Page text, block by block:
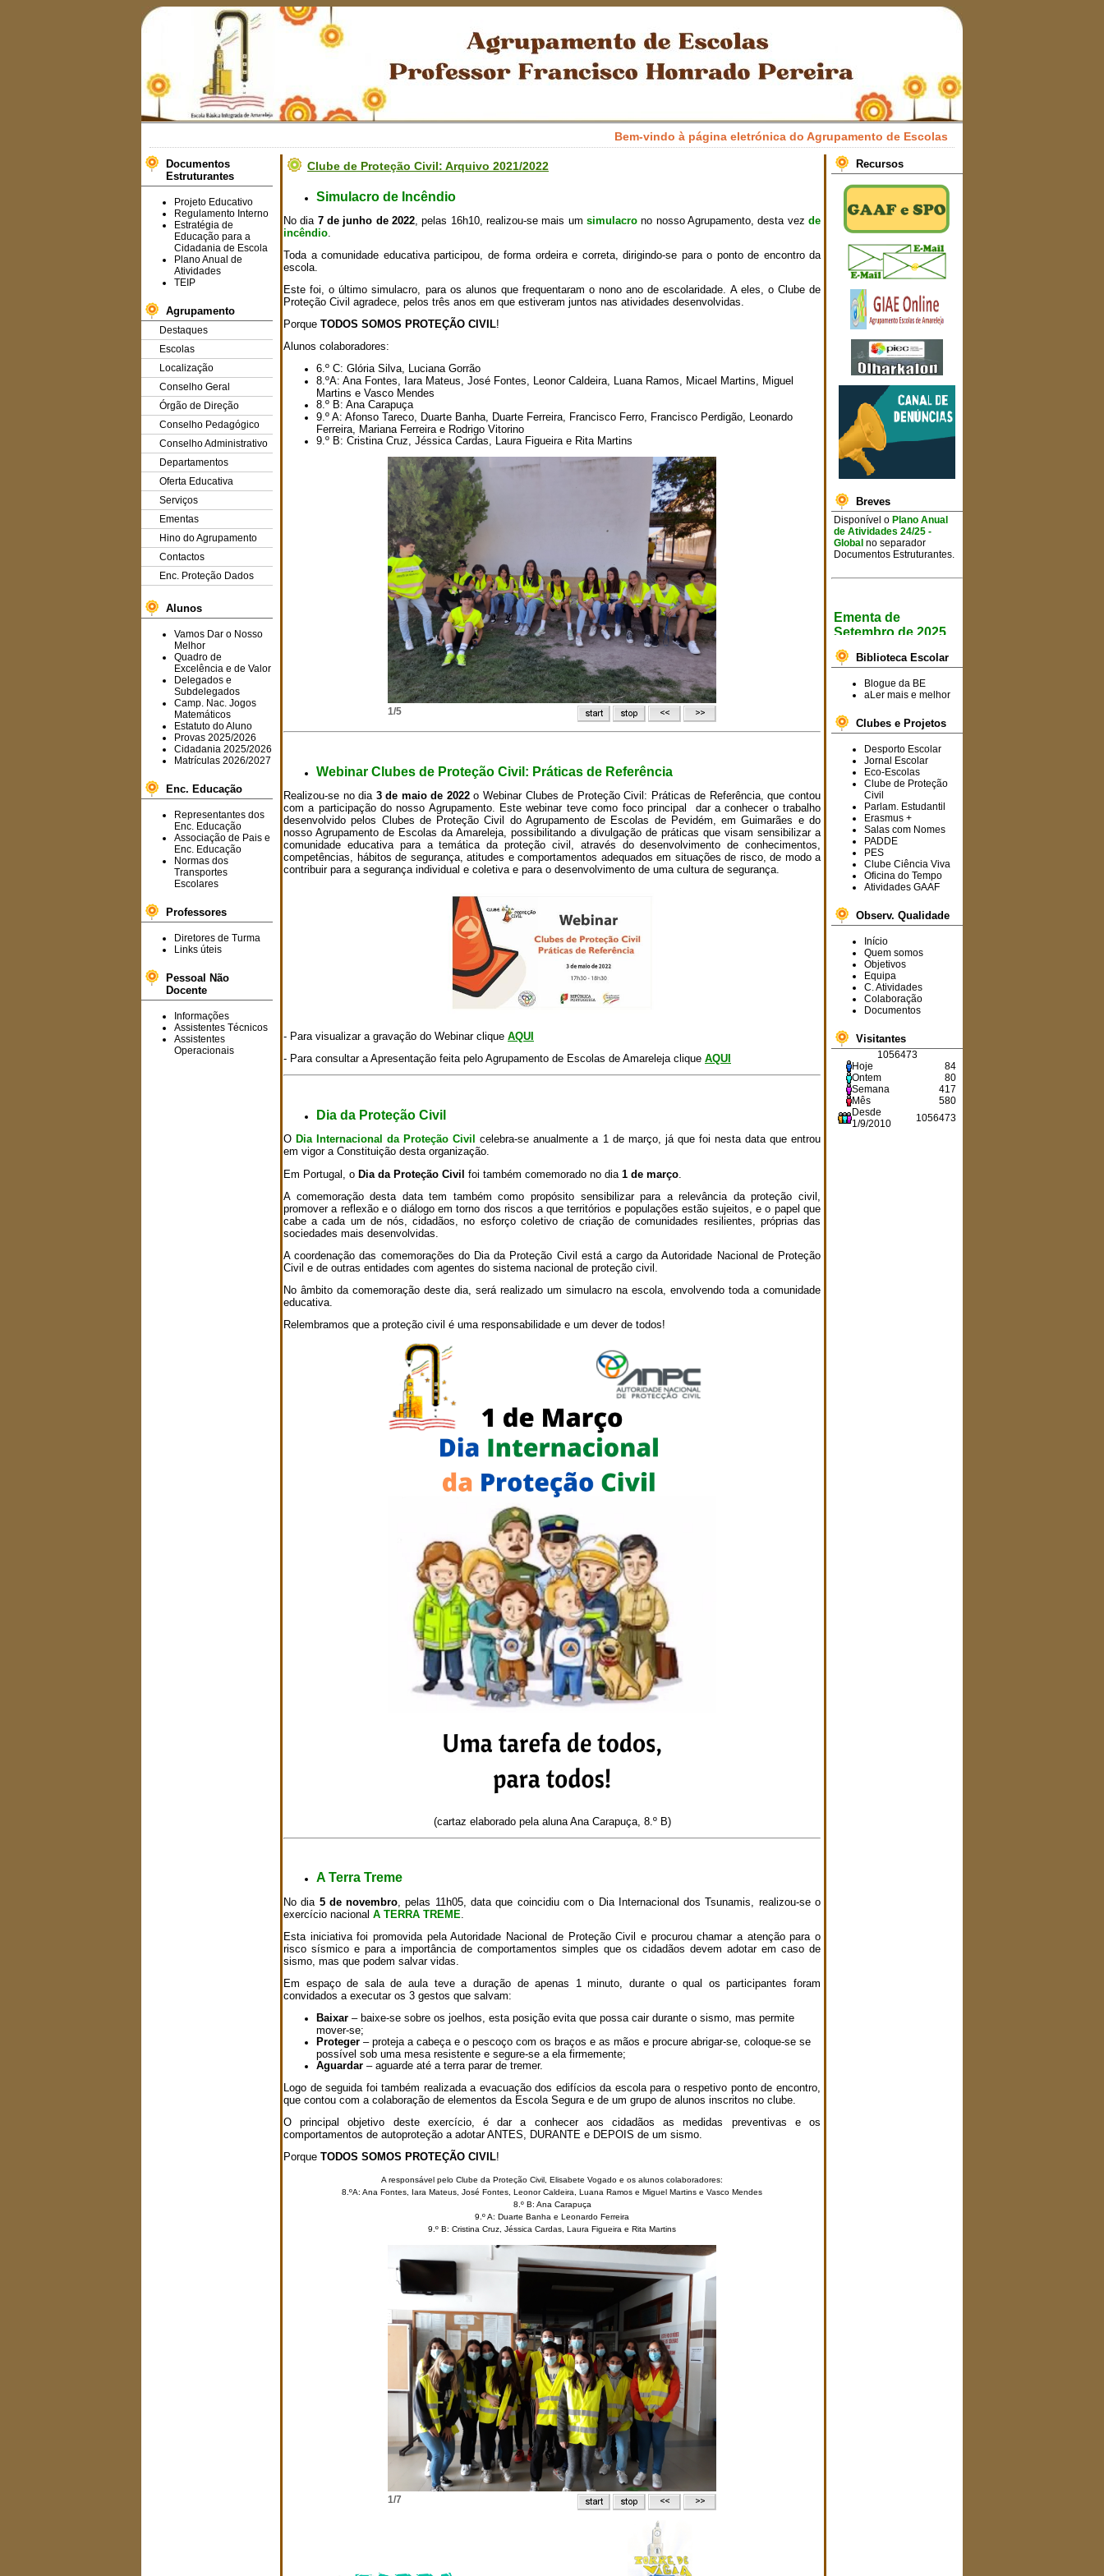
Bem-vindo à página eletrónica do Agrupamento de Escolas Professor Francisco Honrado Pereira!
Documentos
Estruturantes
Projeto Educativo
Regulamento Interno
Estratégia de
Educação para a
Cidadania de Escola
Plano Anual de
Atividades
TEIP
Agrupamento
Destaques
Escolas
Localização
Conselho Geral
Órgão de Direção
Conselho Pedagógico
Conselho Administrativo
Departamentos
Oferta Educativa
Serviços
Ementas
Hino do Agrupamento
Contactos
Enc. Proteção Dados
Alunos
Vamos Dar o Nosso
Melhor
Quadro de
Excelência e de Valor
Delegados e
Subdelegados
Camp. Nac. Jogos
Matemáticos
Estatuto do Aluno
Provas 2025/2026
Cidadania 2025/2026
Matrículas 2026/2027
Enc. Educação
Representantes dos
Enc. Educação
Associação de Pais e
Enc. Educação
Normas dos
Transportes
Escolares
Professores
Diretores de Turma
Links úteis
Pessoal Não
Docente
Informações
Assistentes Técnicos
Assistentes
Operacionais
Recursos
Breves
Disponível oPlano Anual
de Atividades 24/25 -
Globalno separador
Documentos Estruturantes.
Setembro de 2025
Informa-se toda a
comunidade escolar que já
se encontram disponíveis
as ementas semanais para
mês de setembro de
Consulte a ementaAQUI!
Informam-se os
interessados que estão a
decorrer,naplataforma
SIGRHE,os
procedimentos concursais
para a ocupação de cinco
horários.
Avisa-se toda a
o Agrupamento terá todos
os seus serviços
encerrados de 19 a 23 de
agosto de 2024.
O6.º Bfoi a turma
vencedora deste ano
letivo no projeto "Vamos
Dar o Nosso Melhor
Parabénsaos
vencedores.
Biblioteca Escolar
Blogue da BE
aLer mais e melhor
Clubes e Projetos
Desporto Escolar
Jornal Escolar
Eco-Escolas
Clube de Proteção
Civil
Parlam. Estudantil
Erasmus +
Salas com Nomes
PADDE
PES
Clube Ciência Viva
Oficina do Tempo
Atividades GAAF
Observ. Qualidade
Início
Quem somos
Objetivos
Equipa
C. Atividades
Colaboração
Documentos
Visitantes
1056473
Hoje
84
Ontem
80
Semana
417
Mês
580
Desde
1/9/2010
1056473
Clube de Proteção Civil: Arquivo 2021/2022
Simulacro de Incêndio
No dia 7 de junho de 2022, pelas 16h10, realizou-se mais umsimulacro no nosso Agrupamento, desta vezde
incêndio.
Toda a comunidade educativa participou, de forma ordeira e correta, dirigindo-se para o ponto de encontro da
escola.
Este foi, o último simulacro, para os alunos que frequentaram o nono ano de escolaridade. A eles, o Clube de
Proteção Civil agradece, pelos três anos em que estiveram juntos nas atividades desenvolvidas.
Porque TODOS SOMOS PROTEÇÃO CIVIL!
Alunos colaboradores:
6.º C: Glória Silva, Luciana Gorrão
8.ºA: Ana Fontes, Iara Mateus, José Fontes, Leonor Caldeira, Luana Ramos, Micael Martins, Miguel
Martins e Vasco Mendes
8.º B: Ana Carapuça
9.º A: Afonso Tareco, Duarte Banha, Duarte Ferreira, Francisco Ferro, Francisco Perdigão, Leonardo
Ferreira, Mariana Ferreira e Rodrigo Vitorino
9.º B: Cristina Cruz, Jéssica Cardas, Laura Figueira e Rita Martins
1/5
Webinar Clubes de Proteção Civil: Práticas de Referência
Realizou-se no dia 3 de maio de 2022o Webinar Clubes de Proteção Civil: Práticas de Referência, que contou
com a participação do nosso Agrupamento. Este webinar teve como foco principal dar a conhecer o trabalho
desenvolvido pelos Clubes de Proteção Civil do Agrupamento de Escolas de Pevidém, em Guimarães e do
nosso Agrupamento de Escolas da Amareleja, possibilitando a divulgação de práticas que visam sensibilizar a
comunidade educativa para a temática da proteção civil, através do desenvolvimento de conhecimentos,
competências, hábitos de segurança, atitudes e comportamentos adequados em situações de risco, de modo a
contribuir para a segurança individual e coletiva e para o desenvolvimento de uma cultura de segurança.
- Para visualizar a gravação do Webinar clique AQUI
- Para consultar a Apresentação feita pelo Agrupamento de Escolas de Amareleja clique AQUI
Dia da Proteção Civil
O Dia Internacional da Proteção Civil
celebra-se anualmente a 1 de março, já que foi nesta data que entrou
em vigor a Constituição desta organização.
Em Portugal, o Dia da Proteção Civil foi também comemorado no dia 1 de março
A comemoração desta data tem também como propósito sensibilizar para a relevância da proteção civil,
promover a reflexão e o diálogo em torno dos riscos a que territórios e populações estão sujeitos, e o papel que
cabe a cada um de nós, cidadãos, no esforço coletivo de criação de comunidades resilientes, próprias das
sociedades mais desenvolvidas.
A coordenação das comemorações do Dia da Proteção Civil está a cargo da Autoridade Nacional de Proteção
Civil e de outras entidades com agentes do sistema nacional de proteção civil.
No âmbito da comemoração deste dia, será realizado um simulacro na escola, envolvendo toda a comunidade
educativa.
Relembramos que a proteção civil é uma responsabilidade e um dever de todos!
(cartaz elaborado pela aluna Ana Carapuça, 8.º B)
A Terra Treme
No dia 5 de novembro , pelas 11h05, data que coincidiu com o Dia Internacional dos Tsunamis, realizou-se o
exercício nacional A TERRA TREME
Esta iniciativa foi promovida pela Autoridade Nacional de Proteção Civil e procurou chamar a atenção para o
risco sísmico e para a importância de comportamentos simples que os cidadãos devem adotar em caso de
sismo, mas que podem salvar vidas.
Em espaço de sala de aula teve a duração de apenas 1 minuto, durante o qual os participantes foram
convidados a executar os 3 gestos que salvam:
Baixar – baixe-se sobre os joelhos, esta posição evita que possa cair durante o sismo, mas permite
mover-se;
Proteger – proteja a cabeça e o pescoço com os braços e as mãos e procure abrigar-se, coloque-se se
possível sob uma mesa resistente e segure-se a ela firmemente;
Aguardar – aguarde até a terra parar de tremer.
Logo de seguida foi também realizada a evacuação dos edifícios da escola para o respetivo ponto de encontro,
que contou com a colaboração de elementos da Escola Segura e de um grupo de alunos inscritos no clube.
O principal objetivo deste exercício, é dar a conhecer aos cidadãos as medidas preventivas e os
comportamentos de autoproteção a adotar ANTES, DURANTE e DEPOIS de um sismo.
Porque TODOS SOMOS PROTEÇÃO CIVIL!
A responsável pelo Clube da Proteção Civil, Elisabete Vogado e os alunos colaboradores:
8.ºA: Ana Fontes, Iara Mateus, José Fontes, Leonor Caldeira, Luana Ramos e Miguel Martins e Vasco Mendes
8.º B: Ana Carapuça
9.º A: Duarte Banha e Leonardo Ferreira
9.º B: Cristina Cruz, Jéssica Cardas, Laura Figueira e Rita Martins
1/7